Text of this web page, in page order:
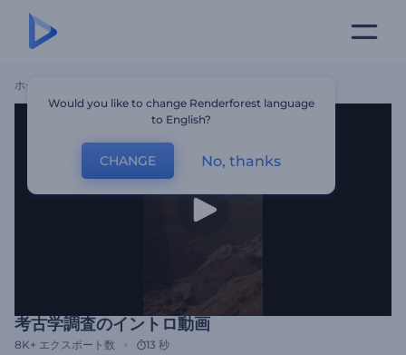
ホーム
考古学調査のイントロ動画
8K+ エクスポート数 13 秒
Would you like to change Renderforest language
to English?
CHANGE No, thanks